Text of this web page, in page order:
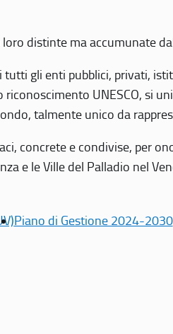
distinte ma accumunate
gli enti pubblici, privati,
UNESCO, si
talmente unico da
concrete e condivise, per
e le Ville del Palladio nel
Piano di Gestione 2024-2030